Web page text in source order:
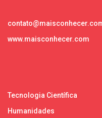
www.maisconhecer.com
Tecnologia Científica
Humanidades